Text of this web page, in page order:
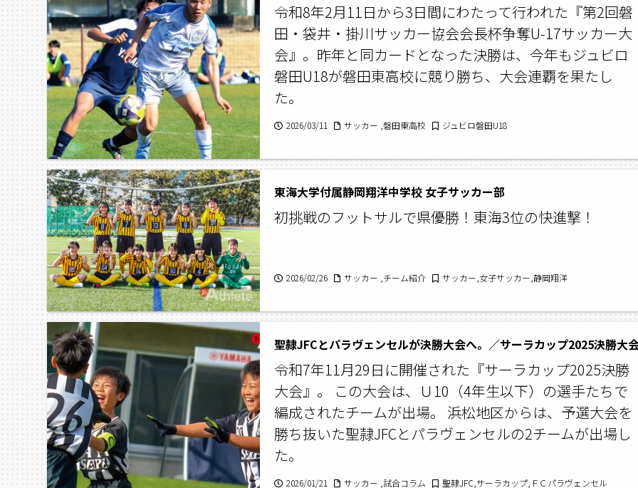
令和8年2月11日から3日間にわたって行われた『第2回磐
田・袋井・掛川サッカー協会会長杯争奪U-17サッカー大
会』。昨年と同カードとなった決勝は、今年もジュビロ
磐田U18が磐田東高校に競り勝ち、大会連覇を果たし
た。
2026/03/11 サッカー ,磐田東高校 ジュビロ磐田U18
東海大学付属静岡翔洋中学校 女子サッカー部
初挑戦のフットサルで県優勝！東海3位の快進撃！
2026/02/26 サッカー ,チーム紹介 サッカー,女子サッカー,静岡翔洋
聖隷JFCとパラヴェンセルが決勝大会へ。／サーラカップ2025決勝大
令和7年11月29日に開催された『サーラカップ2025決勝
大会』。 この大会は、Ｕ10（4年生以下）の選手たちで
編成されたチームが出場。 浜松地区からは、予選大会を
勝ち抜いた聖隷JFCとパラヴェンセルの2チームが出場し
た。
2026/01/21 サッカー ,試合コラム 聖隷JFC,サーラカップ,ＦＣパラヴェンセル